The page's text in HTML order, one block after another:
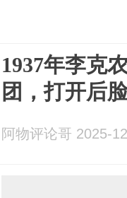
1937年李克
团，打开后
阿物评论哥 2025-